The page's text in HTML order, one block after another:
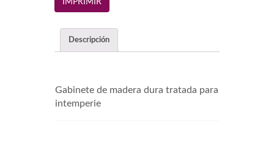
Descripción
Gabinete de madera dura tratada para
intemperie